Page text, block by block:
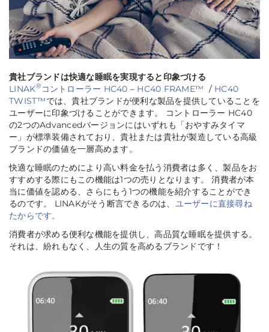
貴社ブランドは快適な睡眠を実現すると印象づける
LINAK® コントローラー HC40 – HC40 FRAME™ / HC40
TWIST™では、貴社ブランドが便利な製品を提供していることを
ユーザーに印象づけることができます。 コントローラー HC40
の2つのAdvancedバージョンにはいずれも「おやすみタイマ
ー」が標準装備されており、貴社または貴社が製造している高級
ブランドの価値を一層高めます。
快適な睡眠のためにより高い料金を払う消費者は多く、製品をお
すすめする際にもこの機能は1つの売りとなります。 消費者が本
当に価値を認める、さらにもう1つの機能を紹介することができ
るのです。 LINAKがそう断言できるのは、 ユーザーに直接尋ね
たからです。
消費者が求める便利な機能を提供し、高品質な睡眠を提供する。
それは、紛れもなく、人生の質を高めるブランドです！